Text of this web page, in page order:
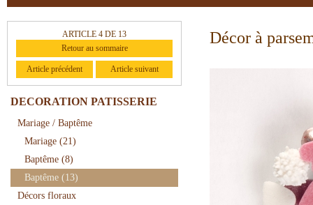
ARTICLE 4 DE 13
Retour au sommaire
Article précédent Article suivant
DECORATION PATISSERIE
Mariage / Baptême
Mariage (21)
Baptême (8)
Baptême (13)
Décors floraux
Décor à